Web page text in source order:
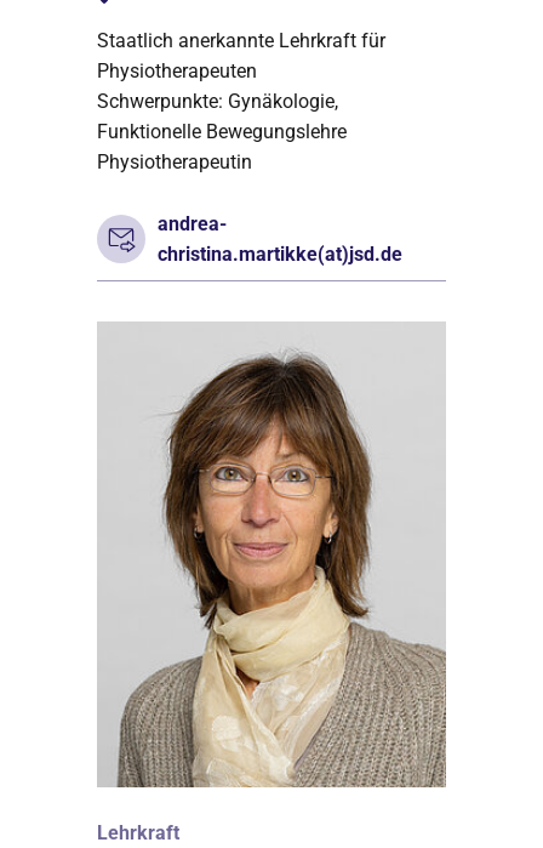
Staatlich anerkannte Lehrkraft für
Physiotherapeuten
Schwerpunkte: Gynäkologie,
Funktionelle Bewegungslehre
Physiotherapeutin
andrea-
christina.martikke(at)jsd.de
Lehrkraft